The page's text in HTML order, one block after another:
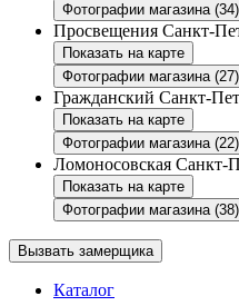
Фотографии магазина (34)
Просвещения Санкт-
Показать на карте
Фотографии магазина (27)
Гражданский Санкт-
Показать на карте
Фотографии магазина (22)
Ломоносовская Санкт-
Показать на карте
Фотографии магазина (38)
Вызвать замерщика
Каталог